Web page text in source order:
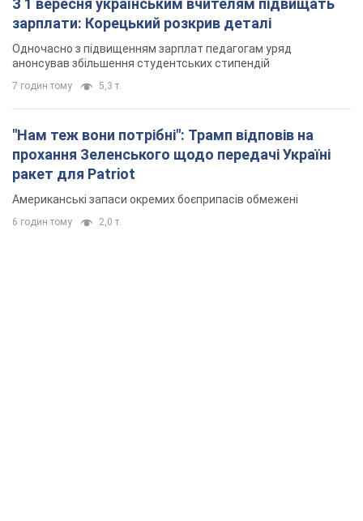
З 1 вересня українським вчителям підвищать
зарплати: Корецький розкрив деталі
Одночасно з підвищенням зарплат педагогам уряд
анонсував збільшення студентських стипендій
7 годин тому 5,3 т.
"Нам теж вони потрібні": Трамп відповів на
прохання Зеленського щодо передачі Україні
ракет для Patriot
Американські запаси окремих боєприпасів обмежені
6 годин тому 2,0 т.